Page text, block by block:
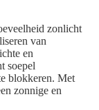
zonlicht
van
en
soepel
blokkeren. Met
zonnige en